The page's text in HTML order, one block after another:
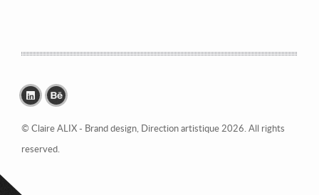
© Claire ALIX - Brand design, Direction artistique 2026. All rights
reserved.